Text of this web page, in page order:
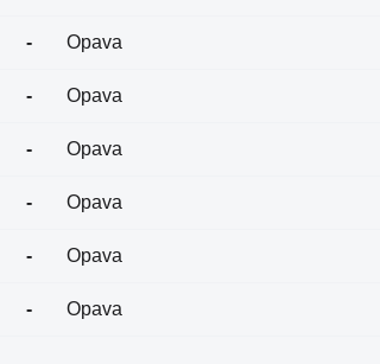
- Opava
- Opava
- Opava
- Opava
- Opava
- Opava